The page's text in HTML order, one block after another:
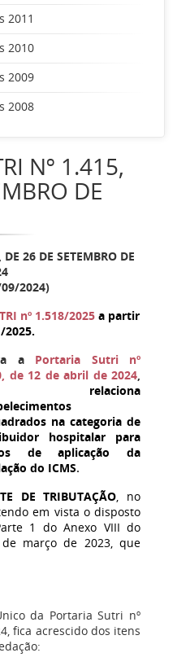
2011
2010
2009
2008
Nº 1.415,
DE
, DE 26 DE SETEMBRO DE
2024)
nº 1.518/2025 a partir
2025.
a Portaria Sutri nº
de 12 de abril de 2024,
relaciona
na categoria de
hospitalar para
de aplicação da
do ICMS.
DE TRIBUTAÇÃO, no
em vista o disposto
1 do Anexo VIII do
março de 2023, que
da Portaria Sutri nº
fica acrescido dos itens